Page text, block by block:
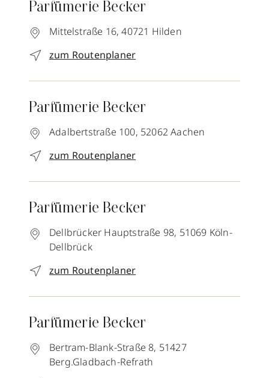
Parfümerie Becker
Mittelstraße 16, 40721 Hilden
zum Routenplaner
Parfümerie Becker
Adalbertstraße 100, 52062 Aachen
zum Routenplaner
Parfümerie Becker
Dellbrücker Hauptstraße 98, 51069 Köln-
Dellbrück
zum Routenplaner
Parfümerie Becker
Bertram-Blank-Straße 8, 51427
Berg.Gladbach-Refrath